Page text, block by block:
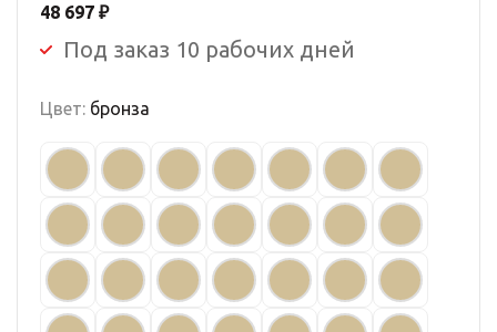
Цвет: бронза
48 697 ₽
Под заказ 10 рабочих дней